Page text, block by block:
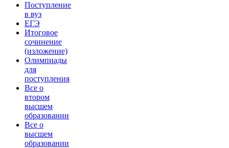
Поступление
в вуз
ЕГЭ
Итоговое
сочинение
(изложение)
Олимпиады
для
поступления
Все о
втором
высшем
образовании
Все о
высшем
образовании